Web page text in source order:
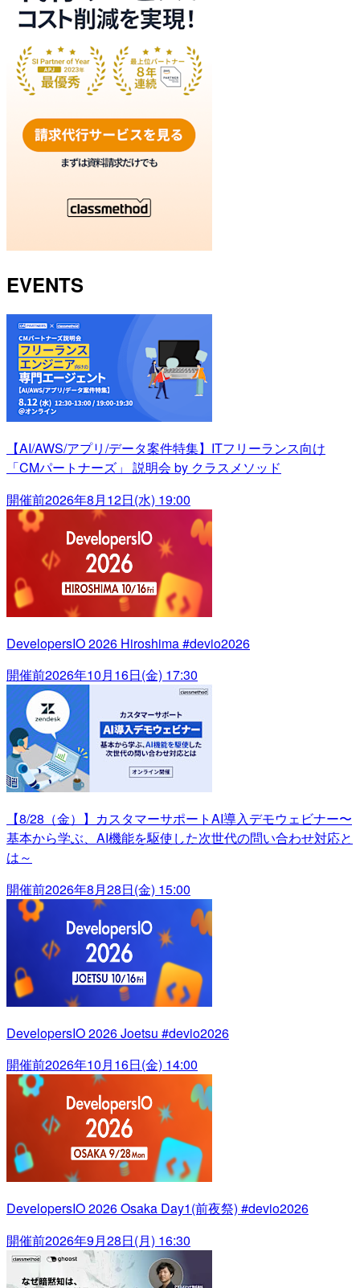
EVENTS
【AI/AWS/アプリ/データ案件特集】ITフリーランス向け
「CMパートナーズ」 説明会 by クラスメソッド
開催前2026年8月12日(水) 19:00
DevelopersIO 2026 Hiroshima #devio2026
開催前2026年10月16日(金) 17:30
【8/28（金）】カスタマーサポートAI導入デモウェビナー〜
基本から学ぶ、AI機能を駆使した次世代の問い合わせ対応と
は～
開催前2026年8月28日(金) 15:00
DevelopersIO 2026 Joetsu #devio2026
開催前2026年10月16日(金) 14:00
DevelopersIO 2026 Osaka Day1(前夜祭) #devio2026
開催前2026年9月28日(月) 16:30